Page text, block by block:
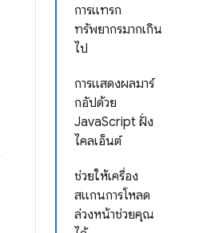
การแทรก
ทรัพยากรมากเกิน
ไป
การแสดงผลมาร์
กอัปด้วย
JavaScript ฝั่ง
ไคลเอ็นต์
ช่วยให้เครื่อง
สแกนการโหลด
ล่วงหน้าช่วยคุณ